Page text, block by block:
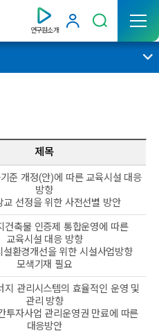
연구원소개
제목
준 개정(안)에 따른 교육시설 대응
방향
교 선정을 위한 사전선별 방안
건축물 인증제 통합운영에 따른
교육시설 대응 방향
설환경개선을 위한 시설사업방향
모색기재 필요
지 관리시스템의 효율적인 운영 및
관리 방향
투자사업 관리운영권 만료에 따른
대응방안